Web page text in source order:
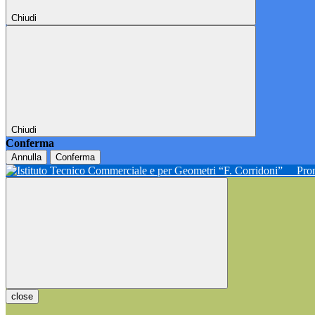
Chiudi
Chiudi
Conferma
Annulla Conferma
close